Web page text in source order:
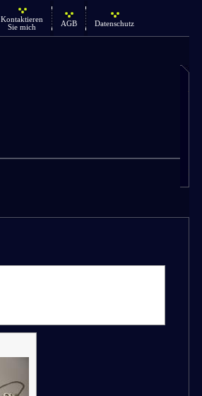
Kontaktieren
Sie mich
AGB Datenschutz